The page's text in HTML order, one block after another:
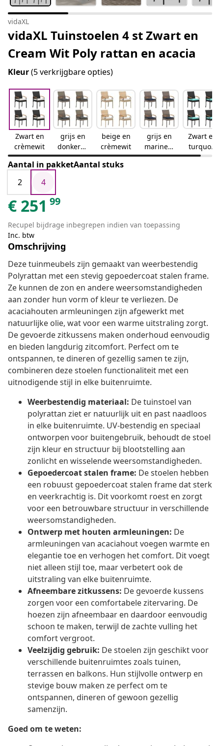
vidaXL
vidaXL Tuinstoelen 4 st Zwart en
Cream Wit Poly rattan en acacia
Kleur(5 verkrijgbare opties)
Zwart en
crèmewit
grijs en
donkergr
ijs
beige en
crèmewit
grijs en
marinebl
auw
Zwart en
turquois
e
Aantal in pakketAantal stuks
2
4
€ 251 99
Recupel bijdrage inbegrepen indien van toepassing
Inc. btw
Omschrijving
Deze tuinmeubels zijn gemaakt van weerbestendig
Polyrattan met een stevig gepoedercoat stalen frame.
Ze kunnen de zon en andere weersomstandigheden
aan zonder hun vorm of kleur te verliezen. De
acaciahouten armleuningen zijn afgewerkt met
natuurlijke olie, wat voor een warme uitstraling zorgt.
De gevoerde zitkussens maken onderhoud eenvoudig
en bieden langdurig zitcomfort. Perfect om te
ontspannen, te dineren of gezellig samen te zijn,
combineren deze stoelen functionaliteit met een
uitnodigende stijl in elke buitenruimte.
Weerbestendig materiaal: De tuinstoel van
polyrattan ziet er natuurlijk uit en past naadloos
in elke buitenruimte. UV-bestendig en speciaal
ontworpen voor buitengebruik, behoudt de stoel
zijn kleur en structuur bij blootstelling aan
zonlicht en wisselende weersomstandigheden.
Gepoedercoat stalen frame: De stoelen hebben
een robuust gepoedercoat stalen frame dat sterk
en veerkrachtig is. Dit voorkomt roest en zorgt
voor een betrouwbare structuur in verschillende
weersomstandigheden.
Ontwerp met houten armleuningen: De
armleuningen van acaciahout voegen warmte en
elegantie toe en verhogen het comfort. Dit voegt
niet alleen stijl toe, maar verbetert ook de
uitstraling van elke buitenruimte.
Afneembare zitkussens: De gevoerde kussens
zorgen voor een comfortabele zitervaring. De
hoezen zijn afneembaar en daardoor eenvoudig
schoon te maken, terwijl de zachte vulling het
comfort vergroot.
Veelzijdig gebruik: De stoelen zijn geschikt voor
verschillende buitenruimtes zoals tuinen,
terrassen en balkons. Hun stijlvolle ontwerp en
stevige bouw maken ze perfect om te
ontspannen, dineren of gewoon gezellig
samenzijn.
Goed om te weten: